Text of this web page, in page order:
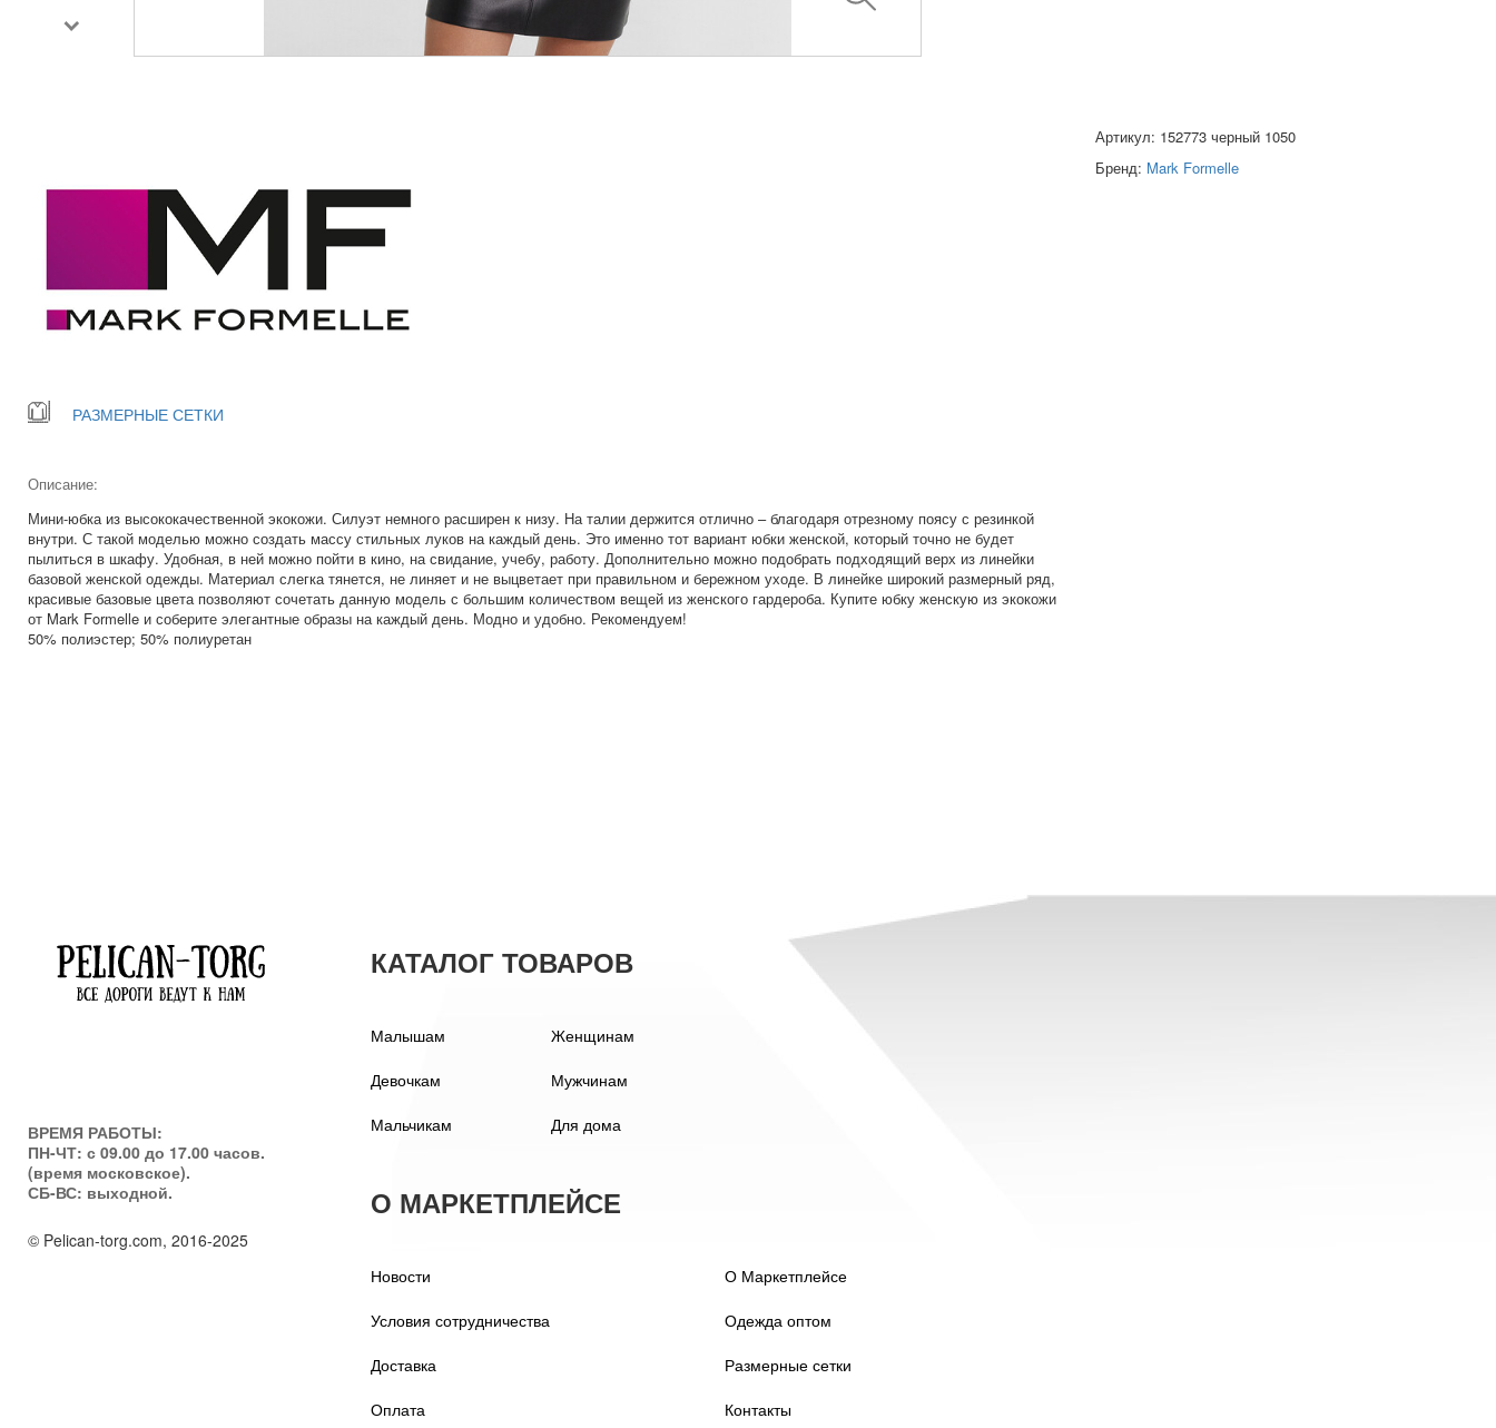
РАЗМЕРНЫЕ СЕТКИ
Артикул: 152773 черный 1050
Бренд: Mark Formelle
Описание:
Мини-юбка из высококачественной экокожи. Силуэт немного расширен к низу. На талии держится отлично – благодаря отрезному поясу с резинкой
внутри. С такой моделью можно создать массу стильных луков на каждый день. Это именно тот вариант юбки женской, который точно не будет
пылиться в шкафу. Удобная, в ней можно пойти в кино, на свидание, учебу, работу. Дополнительно можно подобрать подходящий верх из линейки
базовой женской одежды. Материал слегка тянется, не линяет и не выцветает при правильном и бережном уходе. В линейке широкий размерный ряд,
красивые базовые цвета позволяют сочетать данную модель с большим количеством вещей из женского гардероба. Купите юбку женскую из экокожи
от Mark Formelle и соберите элегантные образы на каждый день. Модно и удобно. Рекомендуем!
50% полиэстер; 50% полиуретан
ВРЕМЯ РАБОТЫ:
ПН-ЧТ: с 09.00 до 17.00 часов.
(время московское).
СБ-ВС: выходной.
© Pelican-torg.com, 2016-2025
КАТАЛОГ ТОВАРОВ
Малышам
Девочкам
Мальчикам
Женщинам
Мужчинам
Для дома
О МАРКЕТПЛЕЙСЕ
Новости
Условия сотрудничества
Доставка
Оплата
О Маркетплейсе
Одежда оптом
Размерные сетки
Контакты